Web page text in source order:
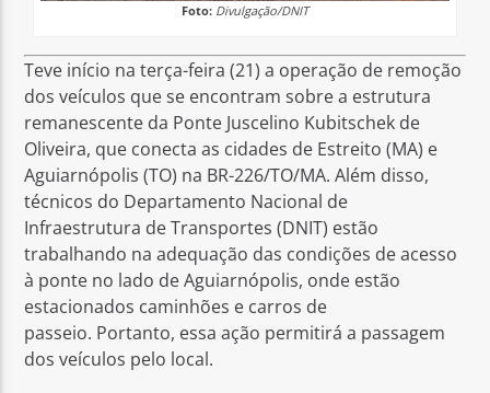
Foto: Divulgação/DNIT
Teve início na terça-feira (21) a operação de remoção
dos veículos que se encontram sobre a estrutura
remanescente da Ponte Juscelino Kubitschek de
Oliveira, que conecta as cidades de Estreito (MA) e
Aguiarnópolis (TO) na BR-226/TO/MA. Além disso,
técnicos do Departamento Nacional de
Infraestrutura de Transportes (DNIT) estão
trabalhando na adequação das condições de acesso
à ponte no lado de Aguiarnópolis, onde estão
estacionados caminhões e carros de
passeio. Portanto, essa ação permitirá a passagem
dos veículos pelo local.